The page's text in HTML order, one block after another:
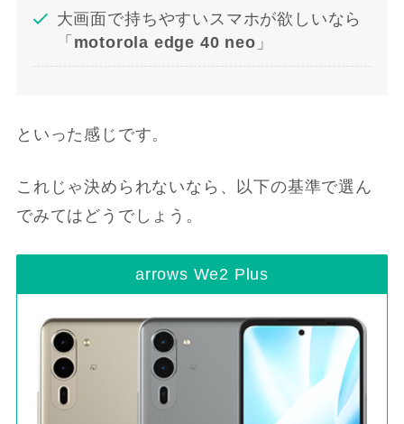
大画面で持ちやすいスマホが欲しいなら
「 motorola edge 40 neo 」
といった感じです。
これじゃ決められないなら、以下の基準で選ん
でみてはどうでしょう。
arrows We2 Plus